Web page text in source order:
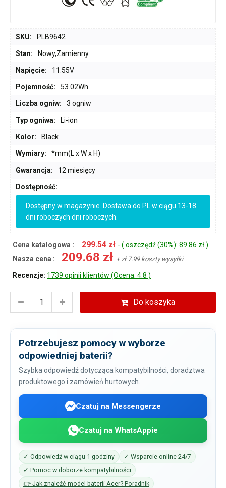
SKU: PLB9642
Stan: Nowy,Zamienny
Napięcie: 11.55V
Pojemność: 53.02Wh
Liczba ogniw: 3 ogniw
Typ ogniwa: Li-ion
Kolor: Black
Wymiary: *mm(L x W x H)
Gwarancja: 12 miesięcy
Dostępność:
Dostępny w magazynie. Dostawa do PL w ciągu 13-18
dni roboczych dni roboczych.
Cena katalogowa : 299.54 zł- ( oszczędź (30%): 89.86 zł )
Nasza cena :
209.68 zł + zł 7.99 koszty wysyłki
Recenzje: 1739 opinii klientów (Ocena: 4.8 )
Do koszyka
Potrzebujesz pomocy w wyborze
odpowiedniej baterii?
Szybka odpowiedź dotycząca kompatybilności, doradztwa
produktowego i zamówień hurtowych.
Czatuj na Messengerze
Czatuj na WhatsAppie
✓ Odpowiedź w ciągu 1 godziny
✓ Wsparcie online 24/7
✓ Pomoc w doborze kompatybilności
👉 Jak znaleźć model baterii Acer? Poradnik